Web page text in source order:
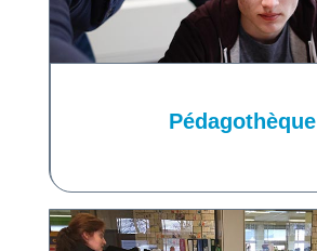
Pédagothèque